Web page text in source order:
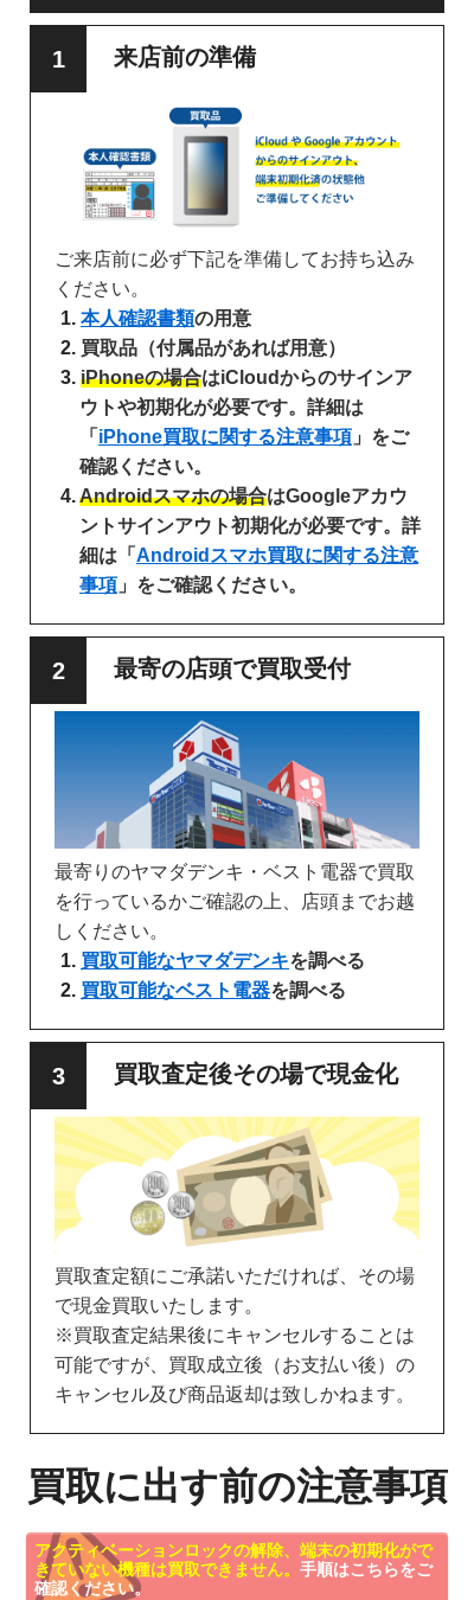
来店前の準備
ご来店前に必ず下記を準備してお持ち込み
ください。
本人確認書類の用意
買取品（付属品があれば用意）
iPhoneの場合はiCloudからのサインア
ウトや初期化が必要です。詳細は
「 iPhone買取に関する注意事項 」をご
確認ください。
Androidスマホの場合はGoogleアカウ
ントサインアウト初期化が必要です。詳
細は「 Androidスマホ買取に関する注意
事項 」をご確認ください。
最寄の店頭で買取受付
最寄りのヤマダデンキ・ベスト電器で買取
を行っているかご確認の上、店頭までお越
しください。
買取可能なヤマダデンキを調べる
買取可能なベスト電器を調べる
買取査定後その場で現金化
買取査定額にご承諾いただければ、その場
で現金買取いたします。
※買取査定結果後にキャンセルすることは
可能ですが、買取成立後（お支払い後）の
キャンセル及び商品返却は致しかねます。
買取に出す前の注意事項
アクティベーションロックの解除、端末の初期化がで
きていない機種は買取できません。 手順はこちらをご
確認ください。